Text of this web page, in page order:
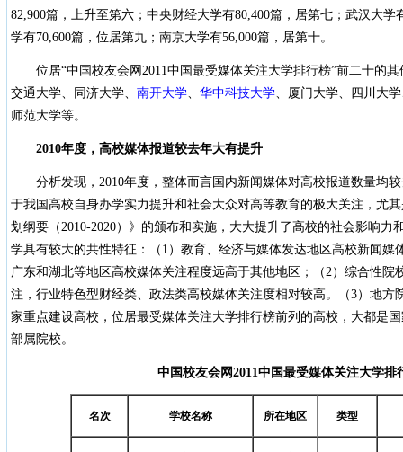
82,900篇，上升至第六； 中央财经大学有80,400篇，居第七；武汉大学
学有70,600篇，位居第九；南京大学有56,000篇，居第十。
位居“中国校友会网2011中国最受媒体关注大学排行榜”前二十的
交通大学、同济大学、 南开大学、 华中科技大学、厦门大学、四川大学
师范大学等。
2010年度，高校媒体报道较去年大有提升
分析发现，2010年度，整体而言国内新闻媒体对高校报道数量均
于我国高校自身办学实力提升和社会大众对高等教育的极大关注，尤
划纲要（2010-2020）》的颁布和实施，大大提升了高校的社会影响力
学具有较大的共性特征：（1）教育、经济与媒体发达地区高校新闻媒
广东和湖北等地区高校媒体关注程度远高于其他地区；（2）综合性院
注，行业特色型财经类、政法类高校媒体关注度相对较高。（3）地方
家重点建设高校，位居最受媒体关注大学排行榜前列的高校，大都是国
部属院校。
中国校友会网2011中国最受媒体关注大学排
名次 学校名称 所在地区 类型